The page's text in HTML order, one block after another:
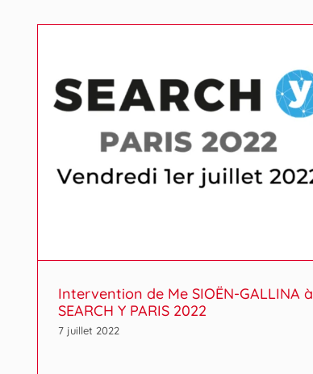
Intervention de Me SIOËN-GALLINA à
SEARCH Y PARIS 2022
7 juillet 2022